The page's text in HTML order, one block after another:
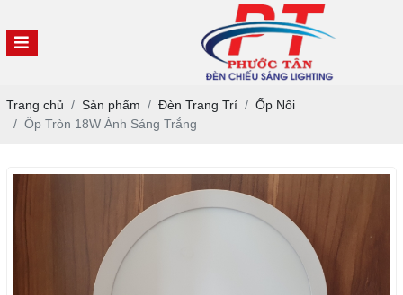
Trang chủ Sản phẩm Đèn Trang Trí
Ốp Nổi
Ốp Tròn 18W Ánh Sáng Trắng